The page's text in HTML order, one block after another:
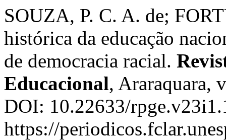
SOUZA, P. C. A. de;
histórica da educação
de democracia racial.
Educacional, Araraquara,
DOI: 10.22633/
https://